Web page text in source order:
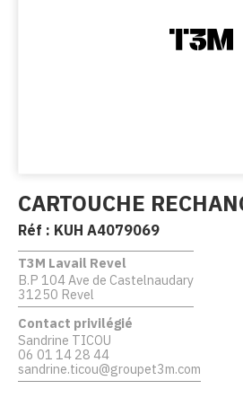
CARTOUCHE
Réf : KUH A4079069
T3M Lavail Revel
B.P 104 Ave de Castelnaudary
31250 Revel
Contact privilégié
Sandrine TICOU
06 01 14 28 44
sandrine.ticou@groupet3m.com